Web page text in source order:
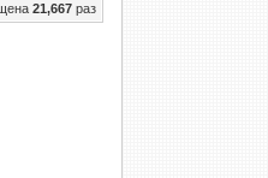
21,667 раз